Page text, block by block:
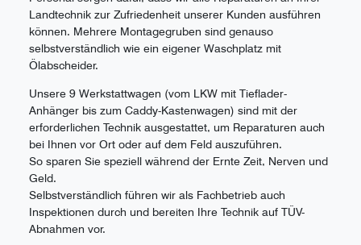
Landtechnik zur Zufriedenheit unserer Kunden ausführen
können. Mehrere Montagegruben sind genauso
selbstverständlich wie ein eigener Waschplatz mit
Ölabscheider.
Unsere 9 Werkstattwagen (vom LKW mit Tieflader-
Anhänger bis zum Caddy-Kastenwagen) sind mit der
erforderlichen Technik ausgestattet, um Reparaturen auch
bei Ihnen vor Ort oder auf dem Feld auszuführen.
So sparen Sie speziell während der Ernte Zeit, Nerven und
Geld.
Selbstverständlich führen wir als Fachbetrieb auch
Inspektionen durch und bereiten Ihre Technik auf TÜV-
Abnahmen vor.